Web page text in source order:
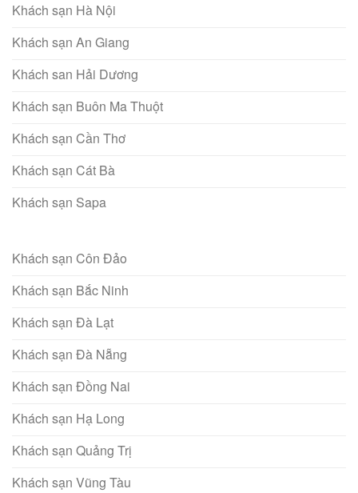
Khách sạn Hà Nội
Khách sạn An Giang
Khách san Hải Dương
Khách sạn Buôn Ma Thuột
Khách sạn Cần Thơ
Khách sạn Cát Bà
Khách sạn Sapa
Khách sạn Côn Đảo
Khách sạn Bắc Ninh
Khách sạn Đà Lạt
Khách sạn Đà Nẵng
Khách sạn Đồng Nai
Khách sạn Hạ Long
Khách sạn Quảng Trị
Khách sạn Vũng Tàu